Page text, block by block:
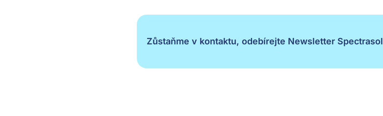
Zůstaňme v kontaktu, odebírejte Newsletter Spectrasol